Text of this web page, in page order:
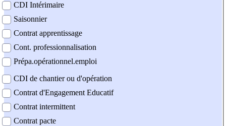
CDI Intérimaire
Saisonnier
Contrat apprentissage
Cont. professionnalisation
Prépa.opérationnel.emploi
CDI de chantier ou d'opération
Contrat d'Engagement Educatif
Contrat intermittent
Contrat pacte